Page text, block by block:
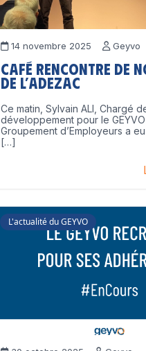
14 novembre 2025 Geyvo
Café Rencontre de
de l’ADEZAC
Ce matin, Sylvain ALI, Chargé
développement pour le GEYVO
Groupement d’Employeurs a
[…]
L'actualité du GEYVO